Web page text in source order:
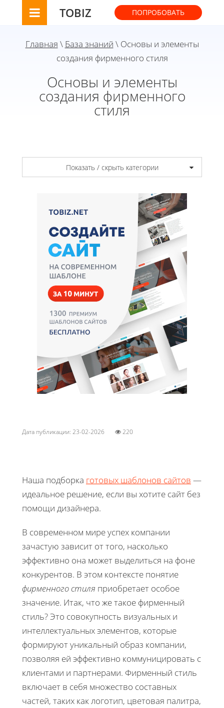
TOBIZ ПОПРОБОВАТЬ
Главная \ База знаний \ Основы и элементы
создания фирменного стиля
Основы и элементы
создания фирменного
стиля
Показать / скрыть категории
Дата публикации: 23-02-2026 220
Наша подборка готовых шаблонов сайтов —
идеальное решение, если вы хотите сайт без
помощи дизайнера.
В современном мире успех компании
зачастую зависит от того, насколько
эффективно она может выделиться на фоне
конкурентов. В этом контексте понятие
фирменного стиля приобретает особое
значение. Итак, что же такое фирменный
стиль? Это совокупность визуальных и
интеллектуальных элементов, которые
формируют уникальный образ компании,
позволяя ей эффективно коммуницировать с
клиентами и партнерами. Фирменный стиль
включает в себя множество составных
частей, таких как логотип, цветовая палитра,